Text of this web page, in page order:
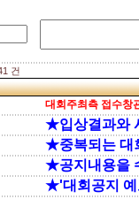
건
대회주최측 접수창
★입상결과와
★중복되는 대
★공지내용을
★'대회공지 예